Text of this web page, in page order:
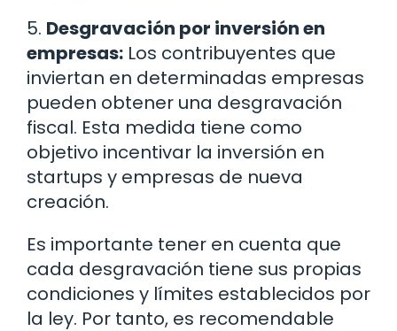
5. Desgravación por inversión en
empresas: Los contribuyentes que
inviertan en determinadas empresas
pueden obtener una desgravación
fiscal. Esta medida tiene como
objetivo incentivar la inversión en
startups y empresas de nueva
creación.
Es importante tener en cuenta que
cada desgravación tiene sus propias
condiciones y límites establecidos por
la ley. Por tanto, es recomendable